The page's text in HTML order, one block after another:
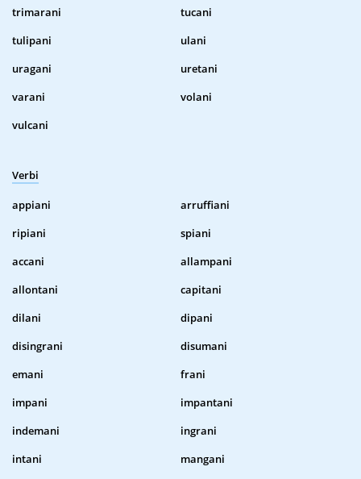
trimarani
tucani
tulipani
ulani
uragani
uretani
varani
volani
vulcani
Verbi
appiani
arruffiani
ripiani
spiani
accani
allampani
allontani
capitani
dilani
dipani
disingrani
disumani
emani
frani
impani
impantani
indemani
ingrani
intani
mangani